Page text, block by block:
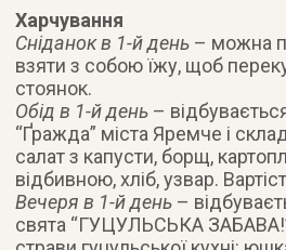
Харчування
Сніданок в 1-й день – можна
взяти з собою їжу, щоб
стоянок.
Обід в 1-й день –
“Ґражда” міста Яремче і
салат з капусти, борщ,
відбивною, хліб, узвар.
Вечеря в 1-й день –
свята “ГУЦУЛЬСЬКА